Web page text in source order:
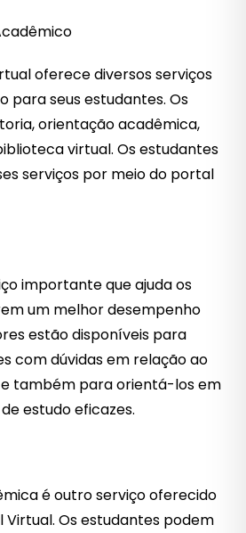
oferece diversos serviços
para seus estudantes. Os
orientação acadêmica,
virtual. Os estudantes
serviços por meio do portal
importante que ajuda os
um melhor desempenho
estão disponíveis para
com dúvidas em relação ao
também para orientá-los em
estudo eficazes.
é outro serviço oferecido
Virtual. Os estudantes podem